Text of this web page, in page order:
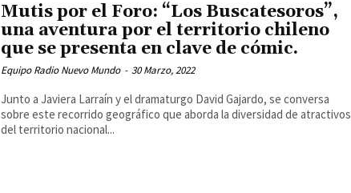
Mutis por el Foro: “Los Buscatesoros”,
una aventura por el territorio chileno
que se presenta en clave de cómic.
Equipo Radio Nuevo Mundo - 30 Marzo, 2022
Junto a Javiera Larraín y el dramaturgo David Gajardo, se conversa
sobre este recorrido geográfico que aborda la diversidad de atractivos
del territorio nacional...